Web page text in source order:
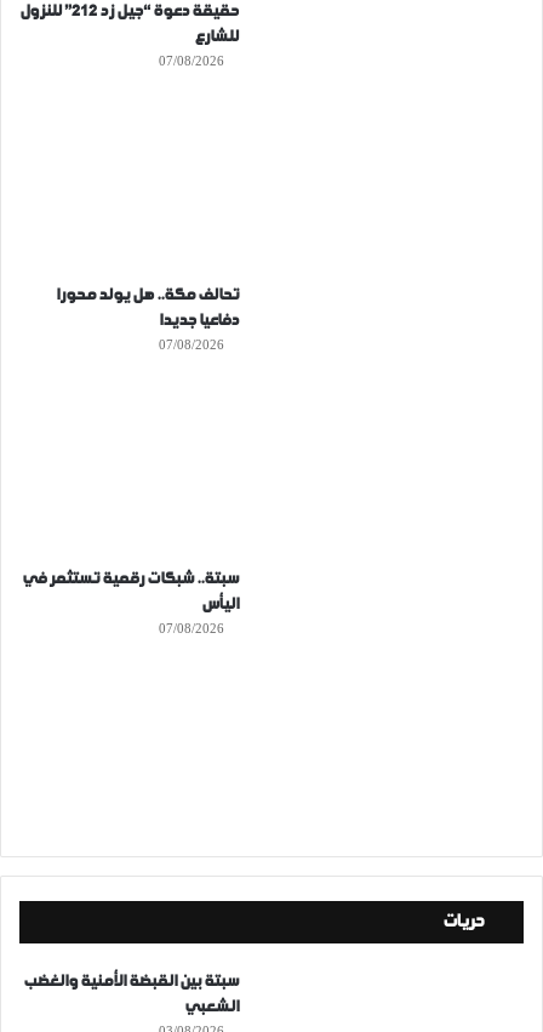
حقيقة دعوة “جيل زد 212” للنزول
للشارع
07/08/2026
تحالف مكة.. هل يولد محورا
دفاعيا جديدا
07/08/2026
سبتة.. شبكات رقمية تستثمر في
اليأس
07/08/2026
حريات
سبتة بين القبضة الأمنية والغضب
الشعبي